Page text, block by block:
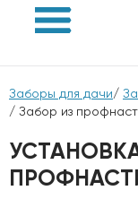
Заборы для дачи/
/ Забор из